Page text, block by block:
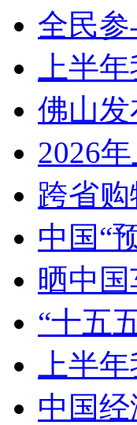
全民
上半
佛山
2026
跨省
中国“
晒中
“十五
上半
中国